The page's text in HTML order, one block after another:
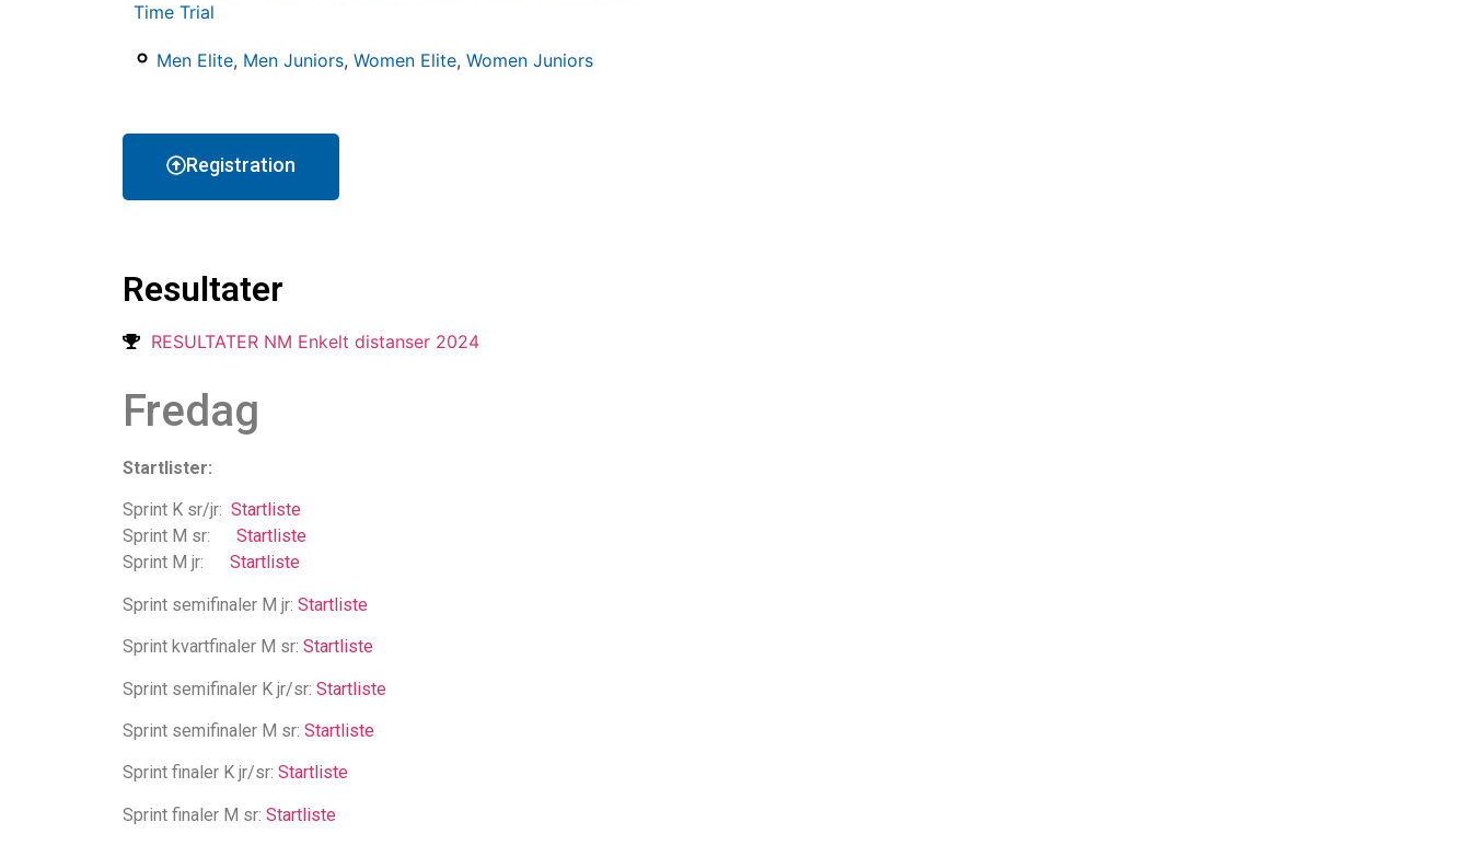
Time Trial
Men Elite, Men Juniors, Women Elite, Women Juniors
Registration
Resultater
RESULTATER NM Enkelt distanser 2024
Fredag
Startlister:
Sprint K sr/jr: Startliste
Sprint M sr: Startliste
Sprint M jr: Startliste
Sprint semifinaler M jr: Startliste
Sprint kvartfinaler M sr: Startliste
Sprint semifinaler K jr/sr: Startliste
Sprint semifinaler M sr: Startliste
Sprint finaler K jr/sr: Startliste
Sprint finaler M sr: Startliste